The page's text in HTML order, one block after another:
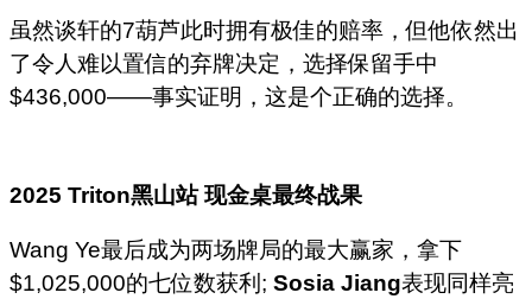
虽然谈轩的7葫芦此时拥有极佳的赔率，但他依然出
了令人难以置信的弃牌决定，选择保留手中
$436,000——事实证明，这是个正确的选择。
2025 Triton黑山站 现金桌最终战果
Wang Ye最后成为两场牌局的最大赢家，拿下
$1,025,000的七位数获利; Sosia Jiang表现同样亮